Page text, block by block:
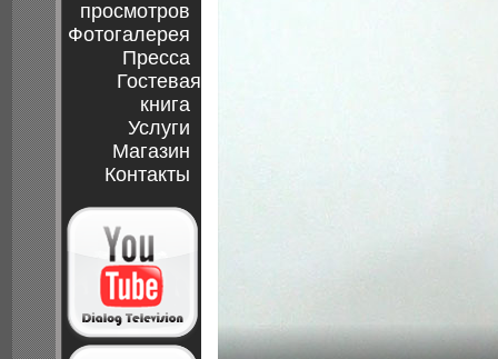
просмотров
Фотогалерея
Пресса
Гостевая
книга
Услуги
Магазин
Контакты